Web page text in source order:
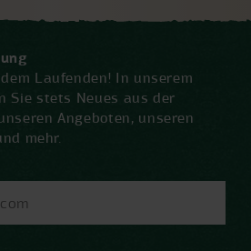
Laufenden! In unserem
Sie stets Neues aus der
Angeboten, unseren
mehr.